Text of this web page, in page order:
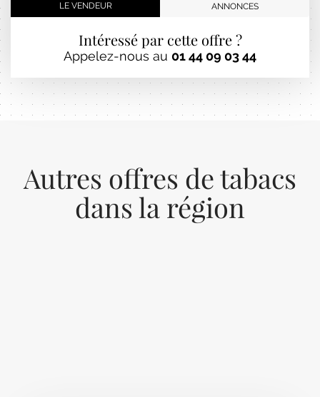
LE VENDEUR
ANNONCES
Intéressé par cette offre ?
Appelez-nous au 01 44 09 03 44
Autres offres de tabacs
dans la région